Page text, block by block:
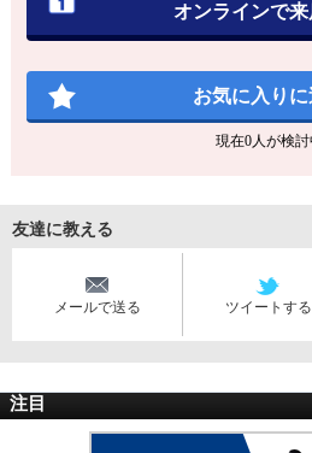
オンラインで
お気に入りに
現在0人が検討
友達に教える
メールで送る ツイートする
注目